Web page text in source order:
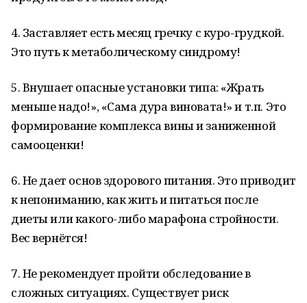
4. Заставляет есть месяц гречку с куро-грудкой.
Это путь к метаболическому синдрому!
5. Внушает опасные установки типа: «Жрать
меньше надо!», «Сама дура виновата!» и т.п. Это
формирование комплекса вины и заниженной
самооценки!
6. Не дает основ здорового питания. Это приводит
к непониманию, как жить и питаться после
диеты или какого-либо марафона стройности.
Вес вернётся!
7. Не рекомендует пройти обследование в
сложных ситуациях. Существует риск